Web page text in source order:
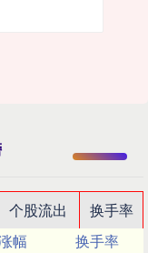
个股流出
换手率
幅
换手率